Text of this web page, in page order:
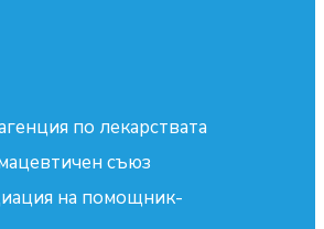
по лекарствата
съюз
на помощник-